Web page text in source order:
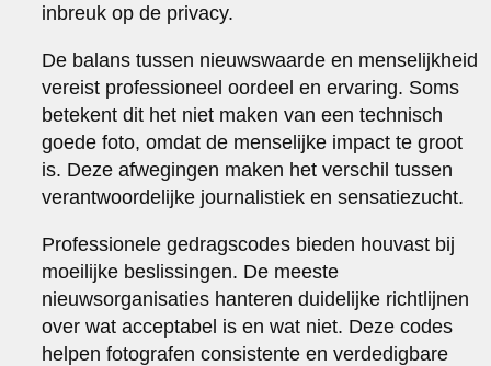
inbreuk op de privacy.
De balans tussen nieuwswaarde en menselijkheid
vereist professioneel oordeel en ervaring. Soms
betekent dit het niet maken van een technisch
goede foto, omdat de menselijke impact te groot
is. Deze afwegingen maken het verschil tussen
verantwoordelijke journalistiek en sensatiezucht.
Professionele gedragscodes bieden houvast bij
moeilijke beslissingen. De meeste
nieuwsorganisaties hanteren duidelijke richtlijnen
over wat acceptabel is en wat niet. Deze codes
helpen fotografen consistente en verdedigbare